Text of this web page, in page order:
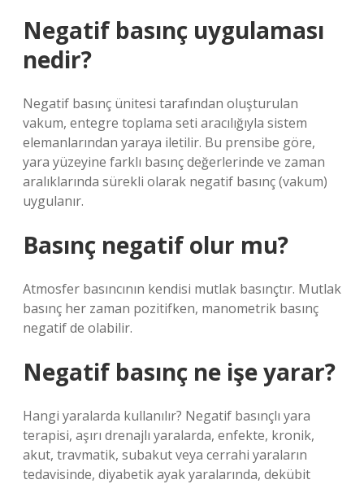
Negatif basınç uygulaması
nedir?
Negatif basınç ünitesi tarafından oluşturulan
vakum, entegre toplama seti aracılığıyla sistem
elemanlarından yaraya iletilir. Bu prensibe göre,
yara yüzeyine farklı basınç değerlerinde ve zaman
aralıklarında sürekli olarak negatif basınç (vakum)
uygulanır.
Basınç negatif olur mu?
Atmosfer basıncının kendisi mutlak basınçtır. Mutlak
basınç her zaman pozitifken, manometrik basınç
negatif de olabilir.
Negatif basınç ne işe yarar?
Hangi yaralarda kullanılır? Negatif basınçlı yara
terapisi, aşırı drenajlı yaralarda, enfekte, kronik,
akut, travmatik, subakut veya cerrahi yaraların
tedavisinde, diyabetik ayak yaralarında, dekübit